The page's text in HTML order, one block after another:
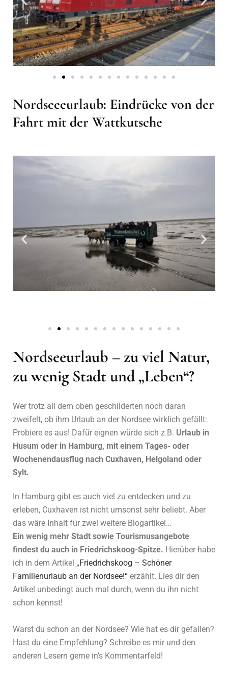
Nordseeeurlaub: Eindrücke von der
Fahrt mit der Wattkutsche
Nordseeurlaub – zu viel Natur,
zu wenig Stadt und „Leben“?
Wer trotz all dem oben geschilderten noch daran
zweifelt, ob ihm Urlaub an der Nordsee wirklich gefällt:
Probiere es aus! Dafür eignen würde sich z.B. Urlaub in
Husum oder in Hamburg, mit einem Tages- oder
Wochenendausflug nach Cuxhaven, Helgoland oder
Sylt.
In Hamburg gibt es auch viel zu entdecken und zu
erleben, Cuxhaven ist nicht umsonst sehr beliebt. Aber
das wäre Inhalt für zwei weitere Blogartikel…
Ein wenig mehr Stadt sowie Tourismusangebote
findest du auch in Friedrichskoog-Spitze. Hierüber habe
ich in dem Artikel „Friedrichskoog – Schöner
Familienurlaub an der Nordsee!“ erzählt. Lies dir den
Artikel unbedingt auch mal durch, wenn du ihn nicht
schon kennst!
Warst du schon an der Nordsee? Wie hat es dir gefallen?
Hast du eine Empfehlung? Schreibe es mir und den
anderen Lesern gerne in’s Kommentarfeld!